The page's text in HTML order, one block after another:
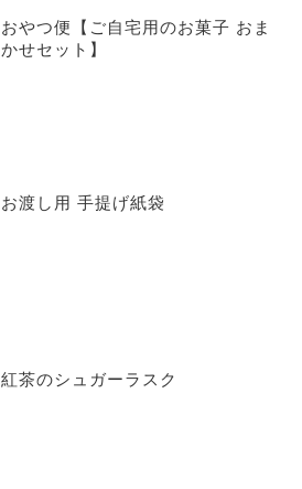
おやつ便【ご自宅用のお菓子 おま
かせセット】
お渡し用 手提げ紙袋
紅茶のシュガーラスク